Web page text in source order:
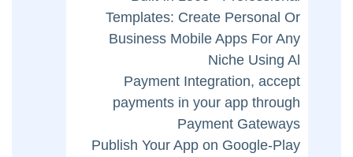
Templates: Create Personal Or
Business Mobile Apps For Any
Niche Using Al
Payment Integration, accept
payments in your app through
Payment Gateways
Publish Your App on Google-Play